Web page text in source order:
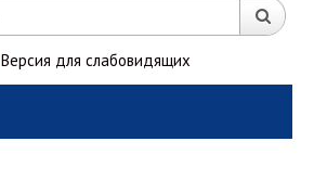
Версия для слабовидящих